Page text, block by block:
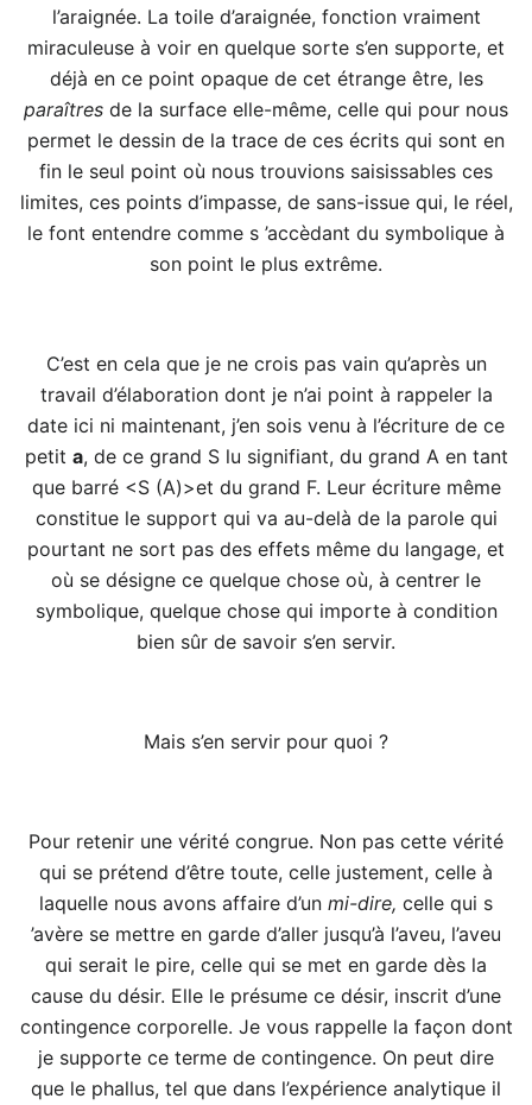
l’araignée. La toile d’araignée, fonction vraiment
miraculeuse à voir en quelque sorte s’en supporte, et
déjà en ce point opaque de cet étrange être, les
paraîtres de la surface elle-même, celle qui pour nous
permet le dessin de la trace de ces écrits qui sont en
fin le seul point où nous trouvions saisissables ces
limites, ces points d’impasse, de sans-issue qui, le réel,
le font entendre comme s ’accèdant du symbolique à
son point le plus extrême.
C’est en cela que je ne crois pas vain qu’après un
travail d’élaboration dont je n’ai point à rappeler la
date ici ni maintenant, j’en sois venu à l’écriture de ce
petit a, de ce grand S lu signifiant, du grand A en tant
que barré <S (A)>et du grand F. Leur écriture même
constitue le support qui va au-delà de la parole qui
pourtant ne sort pas des effets même du langage, et
où se désigne ce quelque chose où, à centrer le
symbolique, quelque chose qui importe à condition
bien sûr de savoir s’en servir.
Mais s’en servir pour quoi ?
Pour retenir une vérité congrue. Non pas cette vérité
qui se prétend d’être toute, celle justement, celle à
laquelle nous avons affaire d’un mi-dire, celle qui s
’avère se mettre en garde d’aller jusqu’à l’aveu, l’aveu
qui serait le pire, celle qui se met en garde dès la
cause du désir. Elle le présume ce désir, inscrit d’une
contingence corporelle. Je vous rappelle la façon dont
je supporte ce terme de contingence. On peut dire
que le phallus, tel que dans l’expérience analytique il